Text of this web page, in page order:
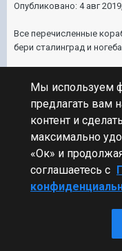
Опубликовано: 4 авг
Все перечисленные
бери сталинград и
Мы используем
предлагать вам
контент и
максимально
«Ок» и
соглашаетесь с